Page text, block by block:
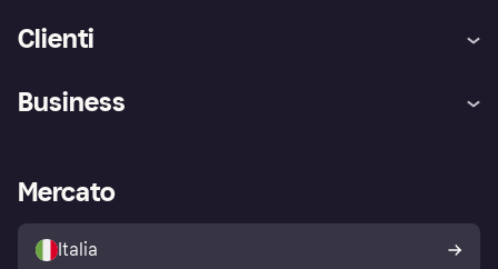
Clienti
Esplora i negozi
Politica di protezione
dell'acquirente Klarna
Business
Accesso aziende
Mercato
Italia